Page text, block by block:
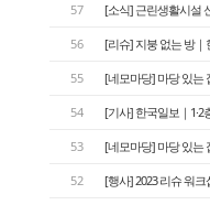
57 [소식] 근린생활시설
56 [리슈] 지붕 없는 방｜
55 [네모마당] 마당 있는
54 [기사] 한국일보｜1·2
53 [네모마당] 마당 있는
52 [행사] 2023 리슈 워크